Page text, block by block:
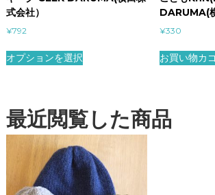
式会社）
¥792
オプションを選択
DARUMA(
¥330
お買い物カ
最近閲覧した商品